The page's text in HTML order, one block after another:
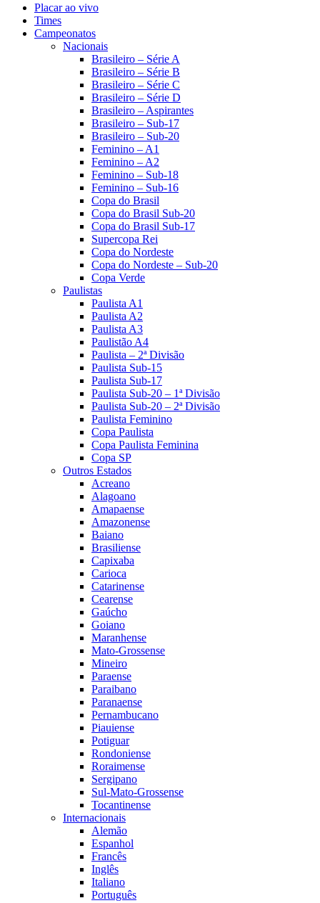
Placar ao vivo
Times
Campeonatos
Nacionais
Brasileiro – Série A
Brasileiro – Série B
Brasileiro – Série C
Brasileiro – Série D
Brasileiro – Aspirantes
Brasileiro – Sub-17
Brasileiro – Sub-20
Feminino – A1
Feminino – A2
Feminino – Sub-18
Feminino – Sub-16
Copa do Brasil
Copa do Brasil Sub-20
Copa do Brasil Sub-17
Supercopa Rei
Copa do Nordeste
Copa do Nordeste – Sub-20
Copa Verde
Paulistas
Paulista A1
Paulista A2
Paulista A3
Paulistão A4
Paulista – 2ª Divisão
Paulista Sub-15
Paulista Sub-17
Paulista Sub-20 – 1ª Divisão
Paulista Sub-20 – 2ª Divisão
Paulista Feminino
Copa Paulista
Copa Paulista Feminina
Copa SP
Outros Estados
Acreano
Alagoano
Amapaense
Amazonense
Baiano
Brasiliense
Capixaba
Carioca
Catarinense
Cearense
Gaúcho
Goiano
Maranhense
Mato-Grossense
Mineiro
Paraense
Paraibano
Paranaense
Pernambucano
Piauiense
Potiguar
Rondoniense
Roraimense
Sergipano
Sul-Mato-Grossense
Tocantinense
Internacionais
Alemão
Espanhol
Francês
Inglês
Italiano
Português